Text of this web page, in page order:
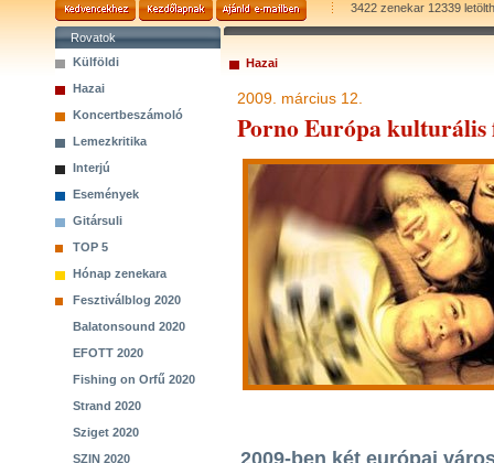
3422 zenekar 12339
Rovatok
Külföldi
Hazai
Koncertbeszámoló
Lemezkritika
Interjú
Események
Gitársuli
TOP 5
Hónap zenekara
Fesztiválblog 2020
Balatonsound 2020
EFOTT 2020
Fishing on Orfű 2020
Strand 2020
Sziget 2020
SZIN 2020
Hazai
2009. március 12.
Porno Európa kulturális
2009-ben két európai